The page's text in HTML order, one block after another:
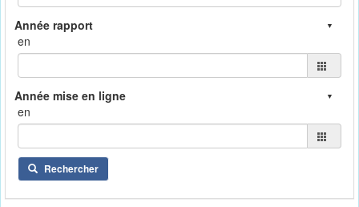
en
en
Rechercher